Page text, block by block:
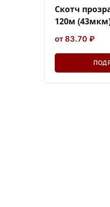
Скотч
120м
от 83.70 ₽